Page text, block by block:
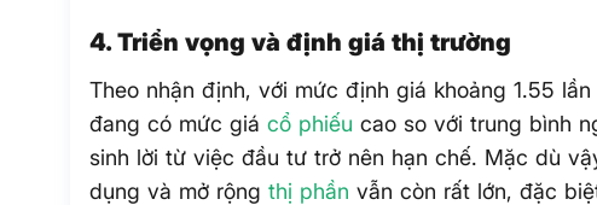
4. Triển vọng và định giá thị trường
Theo nhận định, với mức định giá khoảng 1.55
đang có mức giácổ phiếu cao so với trung bình
sinh lời từ việc đầu tư trở nên hạn chế. Mặc dù
dụng và mở rộngthị phần vẫn còn rất lớn, đặc